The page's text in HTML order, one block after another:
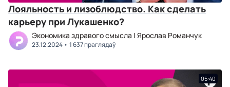
Лояльность и лизоблюдство. Как сделать
карьеру при Лукашенко?
Экономика здравого смысла | Ярослав Романчук
23.12.2024 1 637 праглядаў
05:40